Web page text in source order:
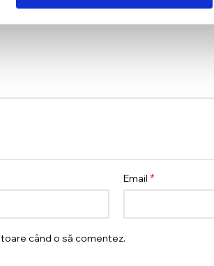
Leafs”
Email *
când o să comentez.